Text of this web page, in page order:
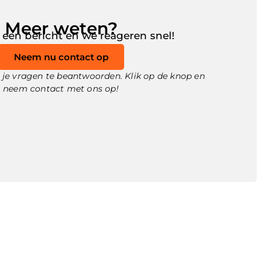
Meer weten?
bericht en we reageren snel!
Neem nu contact op
vragen te beantwoorden. Klik op de knop en
neem contact met ons op!